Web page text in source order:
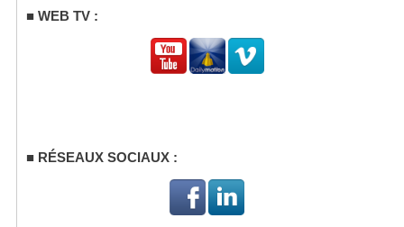
WEB TV :
RÉSEAUX SOCIAUX :